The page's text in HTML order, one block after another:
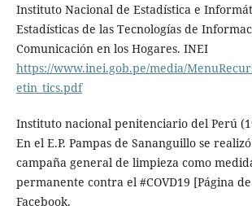
Instituto Nacional de Estadística e
Estadísticas de las Tecnologías de
Comunicación en los Hogares. INEI
https://www.inei.gob.pe/media/
etin_tics.pdf
Instituto nacional penitenciario del Perú
En el E.P. Pampas de Sananguillo se
campaña general de limpieza como
permanente contra el #COVD19 [Página
Facebook.